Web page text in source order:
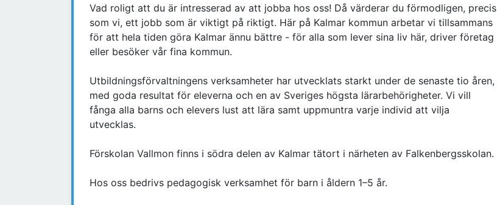
Vad roligt att du är intresserad av att jobba hos oss! Då värderar du förmodligen, precis
som vi, ett jobb som är viktigt på riktigt. Här på Kalmar kommun arbetar vi tillsammans
för att hela tiden göra Kalmar ännu bättre - för alla som lever sina liv här, driver företag
eller besöker vår fina kommun.
Utbildningsförvaltningens verksamheter har utvecklats starkt under de senaste tio åren,
med goda resultat för eleverna och en av Sveriges högsta lärarbehörigheter. Vi vill
fånga alla barns och elevers lust att lära samt uppmuntra varje individ att vilja
utvecklas.
Förskolan Vallmon finns i södra delen av Kalmar tätort i närheten av Falkenbergsskolan.
Hos oss bedrivs pedagogisk verksamhet för barn i åldern 1–5 år.